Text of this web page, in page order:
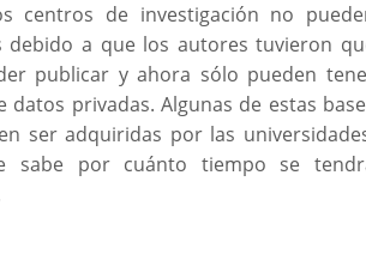
centros de investigación no
debido a que los autores tuvieron
publicar y ahora sólo pueden
privadas. Algunas de estas
ser adquiridas por las
sabe por cuánto tiempo se